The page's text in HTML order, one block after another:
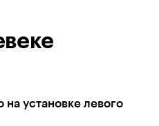
установке левого